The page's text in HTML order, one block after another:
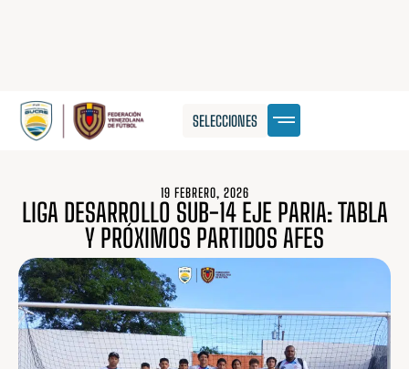
SELECCIONES
19 FEBRERO, 2026
LIGA DESARROLLO SUB-14 EJE PARIA: TABLA
Y PRÓXIMOS PARTIDOS AFES